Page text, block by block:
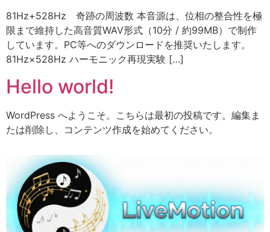
81Hz+528Hz 奇跡の周波数 本音源は、位相の整合性を極
限まで維持した高音質WAV形式（10分 / 約99MB）で制作
しています。PC等へのダウンロードを推奨いたします。
81Hz×528Hz ハーモニック再現実験 […]
Hello world!
WordPress へようこそ。こちらは最初の投稿です。編集ま
たは削除し、コンテンツ作成を始めてください。